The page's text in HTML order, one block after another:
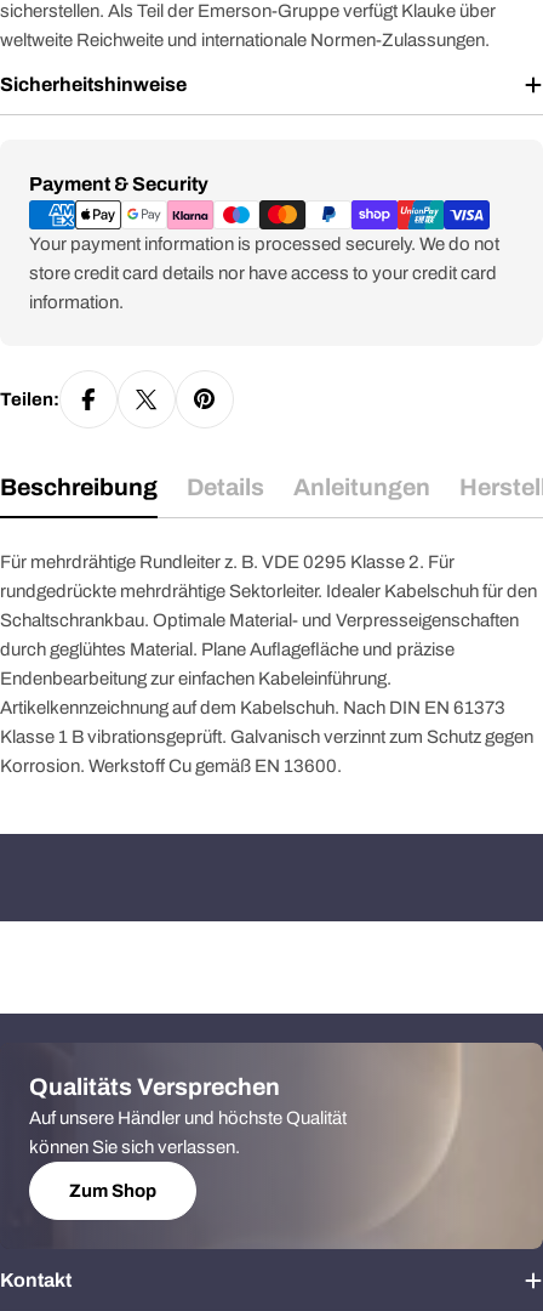
sicherstellen. Als Teil der Emerson-Gruppe verfügt Klauke über
weltweite Reichweite und internationale Normen-Zulassungen.
Sicherheitshinweise
Payment & Security
Zahlungsmethoden
Your payment information is processed securely. We do not
store credit card details nor have access to your credit card
information.
Teilen:
Beschreibung Details Anleitungen
Für mehrdrähtige Rundleiter z. B. VDE 0295 Klasse 2. Für
rundgedrückte mehrdrähtige Sektorleiter. Idealer Kabelschuh für den
Schaltschrankbau. Optimale Material- und Verpresseigenschaften
durch geglühtes Material. Plane Auflagefläche und präzise
Endenbearbeitung zur einfachen Kabeleinführung.
Artikelkennzeichnung auf dem Kabelschuh. Nach DIN EN 61373
Klasse 1 B vibrationsgeprüft. Galvanisch verzinnt zum Schutz gegen
Korrosion. Werkstoff Cu gemäß EN 13600.
Qualitäts Versprechen
Auf unsere Händler und höchste Qualität
können Sie sich verlassen.
Zum Shop
Kontakt